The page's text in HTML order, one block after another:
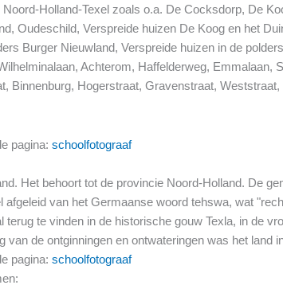
Holland-Texel zoals o.a. De Cocksdorp, De
Oudeschild, Verspreide huizen De Koog en het
Burger Nieuwland, Verspreide huizen in de
Achterom, Haffelderweg,
Binnenburg, Hogerstraat, Gravenstraat,
pagina: schoolfotograaf
Het behoort tot de provincie Noord-Holland. De
afgeleid van het Germaanse woord tehswa, wat
te vinden in de historische gouw Texla, in de
van de ontginningen en ontwateringen was het
pagina: schoolfotograaf